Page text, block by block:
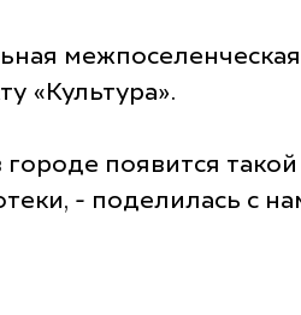
«Культура».
появится
- поделилась с